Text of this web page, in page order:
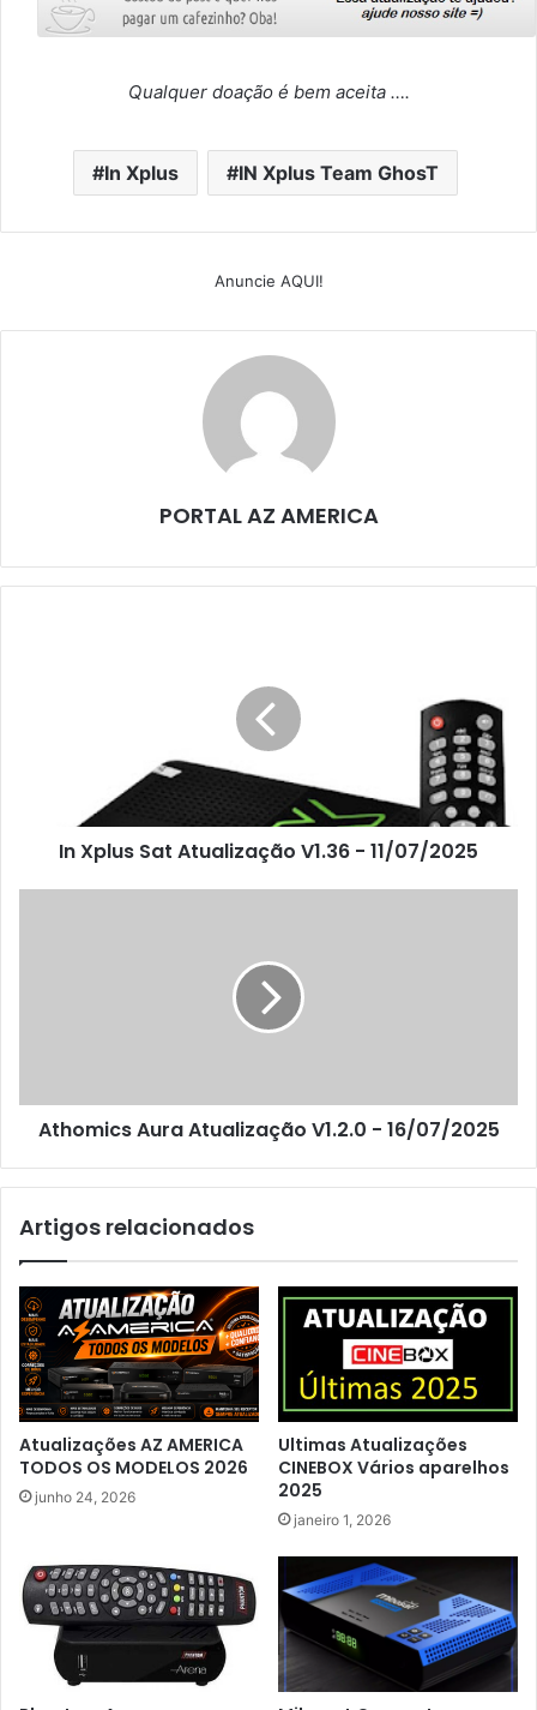
Qualquer doação é bem aceita ….
In Xplus IN Xplus Team GhosT
Anuncie AQUI!
PORTAL AZ AMERICA
In Xplus Sat Atualização V1.36 - 11/07/2025
Athomics Aura Atualização V1.2.0 - 16/07/2025
Artigos relacionados
Atualizações AZ AMERICA
TODOS OS MODELOS 2026
junho 24, 2026
Ultimas Atualizações
CINEBOX Vários aparelhos
2025
janeiro 1, 2026